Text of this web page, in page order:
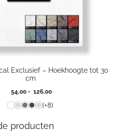
Exclusief – Hoekhoogte tot 30
cm
54,00 - 126,00Prijsklasse:
tot
(+8)
producten